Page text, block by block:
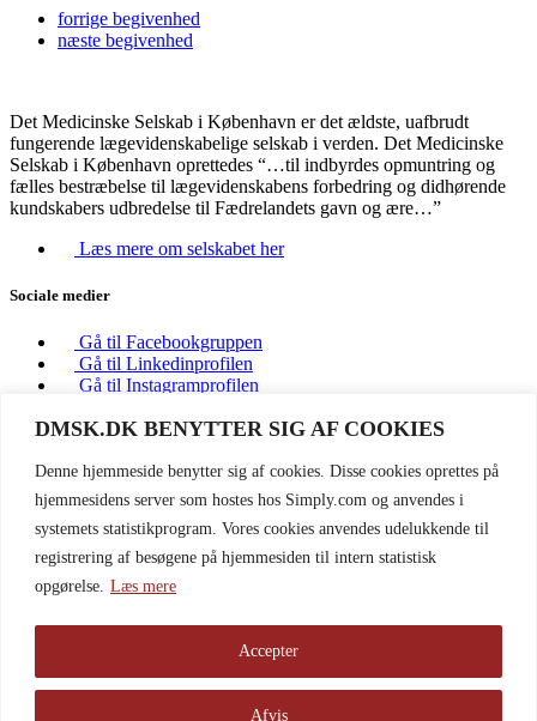
DMSK.DK BENYTTER SIG AF COOKIES
Denne hjemmeside benytter sig af cookies. Disse cookies oprettes på
hjemmesidens server som hostes hos Simply.com og anvendes i
systemets statistikprogram. Vores cookies anvendes udelukkende til
registrering af besøgene på hjemmesiden til intern statistisk
opgørelse. Læs mere
Afvis
Accepter
forrige begivenhed
næste begivenhed
Det Medicinske Selskab i København er det ældste, uafbrudt
fungerende lægevidenskabelige selskab i verden. Det Medicinske
Selskab i København oprettedes “…til indbyrdes opmuntring og
fælles bestræbelse til lægevidenskabens forbedring og didhørende
kundskabers udbredelse til Fædrelandets gavn og ære…”
Læs mere om selskabet her
Sociale medier
Gå til Facebookgruppen
Gå til Linkedinprofilen
Gå til Instagramprofilen
Kontakt
Sekretær Bitten Dahlstrøm
Kristianiagade 12
2100 København Ø
kms@dadl.dk
Privatlivspolitik